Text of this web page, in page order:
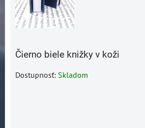
Čierno biele knižky v koži
Dostupnosť: Skladom